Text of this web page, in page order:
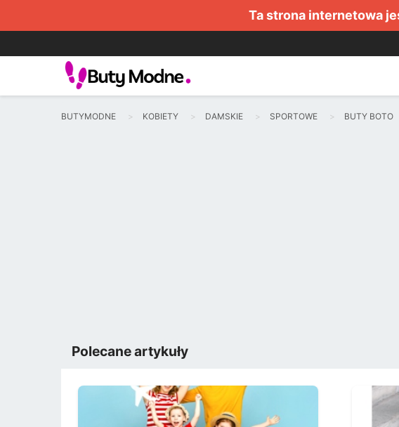
Ta strona internetowa
BUTYMODNE KOBIETY DAMSKIE SPORTOWE BUTY BOTO
Polecane artykuły